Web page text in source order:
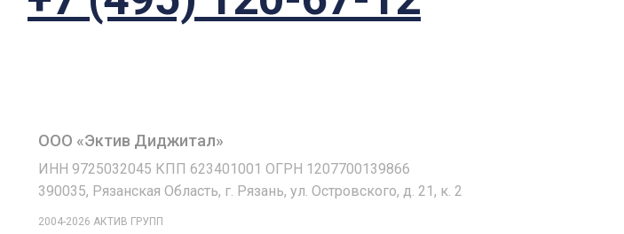
ООО «Эктив Диджитал»
ИНН 9725032045 КПП 623401001 ОГРН 1207700139866
390035, Рязанская Область, г. Рязань, ул. Островского, д. 21, к. 2
2004-2026 АКТИВ ГРУПП